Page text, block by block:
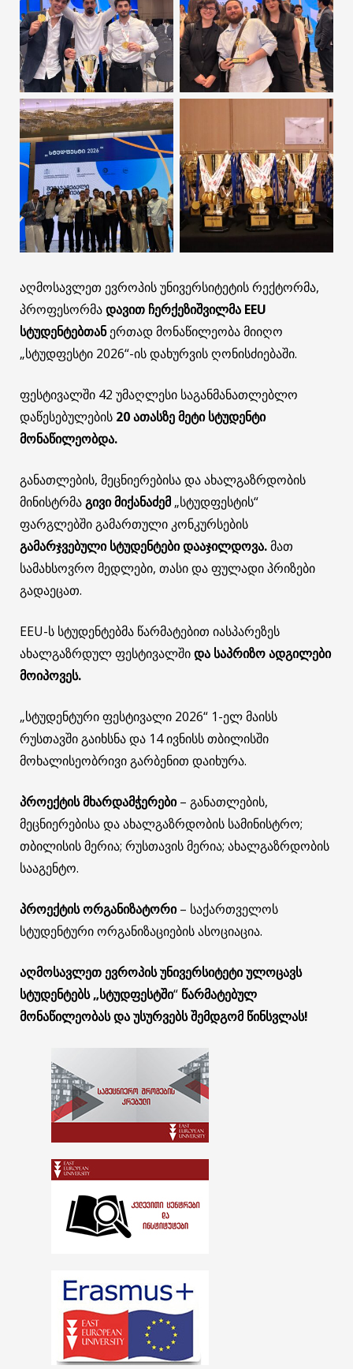
აღმოსავლეთ ევროპის უნივერსიტეტის რექტორმა,
პროფესორმადავით ჩერქეზიშვილმა EEU
სტუდენტებთანერთად მონაწილეობა მიიღო
„სტუდფესტი 2026“-ის დახურვის ღონისძიებაში.
ფესტივალში 42 უმაღლესი საგანმანათლებლო
დაწესებულების 20 ათასზე მეტი სტუდენტი
მონაწილეობდა.
განათლების, მეცნიერებისა და ახალგაზრდობის
მინისტრმაგივი მიქანაძემ „სტუდფესტის“
ფარგლებში გამართული კონკურსების
გამარჯვებული სტუდენტები დააჯილდოვა.მათ
სამახსოვრო მედლები, თასი და ფულადი პრიზები
გადაეცათ.
EEU-ს სტუდენტებმა წარმატებით იასპარეზეს
ახალგაზრდულ ფესტივალშიდა საპრიზო ადგილები
მოიპოვეს.
„სტუდენტური ფესტივალი 2026“ 1-ელ მაისს
რუსთავში გაიხსნა და 14 ივნისს თბილისში
მოხალისეობრივი გარბენით დაიხურა.
პროექტის მხარდამჭერები– განათლების,
მეცნიერებისა და ახალგაზრდობის სამინისტრო;
თბილისის მერია; რუსთავის მერია; ახალგაზრდობის
სააგენტო.
პროექტის ორგანიზატორი– საქართველოს
სტუდენტური ორგანიზაციების ასოციაცია.
აღმოსავლეთ ევროპის უნივერსიტეტი ულოცავს
სტუდენტებს „სტუდფესტში“ წარმატებულ
მონაწილეობას და უსურვებს შემდგომ წინსვლას!